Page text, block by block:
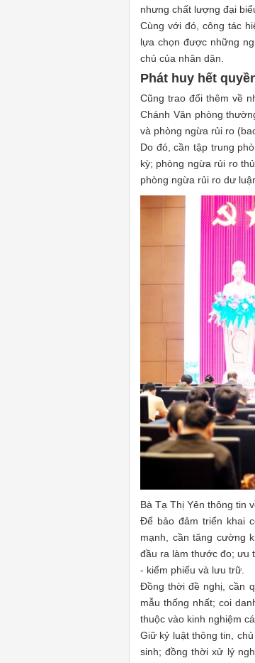
nhưng chất lượng đại
Cùng với đó, công tác
lựa chọn được những
chủ của nhân dân.
Phát huy hết
Cũng trao đổi thêm về
Chánh Văn phòng
và phòng ngừa rủi ro
Do đó, cần tập trung
kỳ; phòng ngừa rủi ro
phòng ngừa rủi ro dư
Bà Tạ Thị Yên thông tin
Để bảo đảm triển khai
mạnh, cần tăng cường
đầu ra làm thước đo; ưu
- kiểm phiếu và lưu trữ.
Đồng thời đề nghị, cần
mẫu thống nhất; coi
thuộc vào kinh nghiệm cá
Giữ kỷ luật thông tin,
sinh; đồng thời xử lý